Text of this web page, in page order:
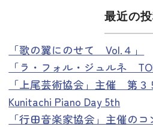
最近の
「歌の翼にのせて Vol.４」
「ラ・フォル・ジュルネ
「上尾芸術協会」主催 第
Kunitachi Piano Day 5th
「行田音楽家協会」主催のコ